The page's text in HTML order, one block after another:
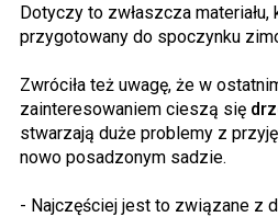
Dotyczy to zwłaszcza materiału,
przygotowany do spoczynku
Zwróciła też uwagę, że w
zainteresowaniem cieszą się
stwarzają duże problemy z
nowo posadzonym sadzie.
- Najczęściej jest to związane z